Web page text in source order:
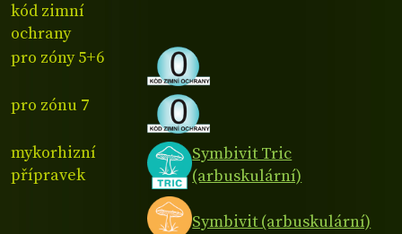
kód zimní
ochrany
pro zóny 5+6
pro zónu 7
mykorhizní
přípravek
Symbivit Tric
(arbuskulární)
Symbivit (arbuskulární)